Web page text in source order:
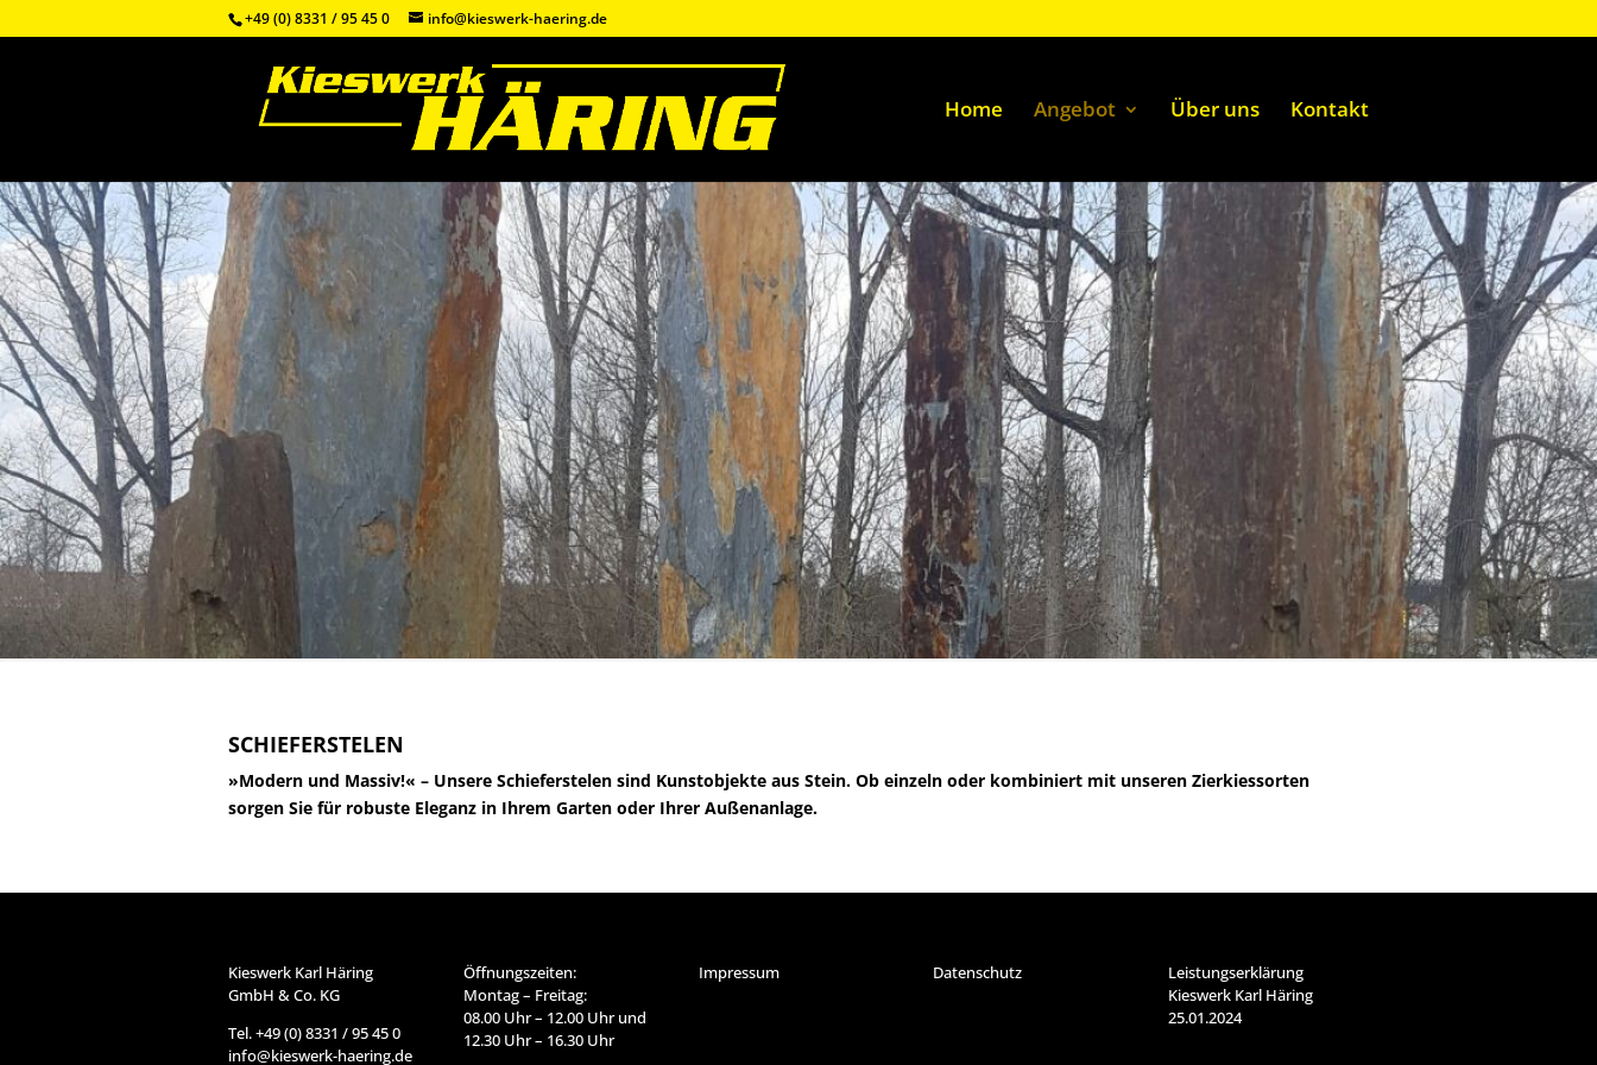
+49 (0) 8331 / 95 45 0 info@kieswerk-haering.de
Home Angebot Über uns Kontakt
SCHIEFERSTELEN
»Modern und Massiv!« – Unsere Schieferstelen sind Kunstobjekte aus Stein. Ob einzeln oder kombiniert mit unseren Zierkiessorten
sorgen Sie für robuste Eleganz in Ihrem Garten oder Ihrer Außenanlage.
Kieswerk Karl Häring
GmbH & Co. KG
Tel. +49 (0) 8331 / 95 45 0
info@kieswerk-haering.de
Öffnungszeiten:
Montag – Freitag:
08.00 Uhr – 12.00 Uhr und
12.30 Uhr – 16.30 Uhr
Impressum Datenschutz
Leistungserklärung
Kieswerk Karl Häring
25.01.2024